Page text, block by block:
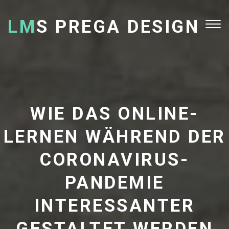
LMS PREGA DESIGN
WIE DAS ONLINE-
LERNEN WÄHREND DER
CORONAVIRUS-
PANDEMIE
INTERESSANTER